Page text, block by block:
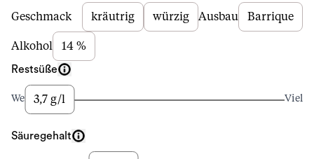
Beschreibung
Geschmack kräutrig würzig Ausbau Barrique
Alkohol 14 %
Restsüße
Wenig3,7 g/l Viel
Säuregehalt